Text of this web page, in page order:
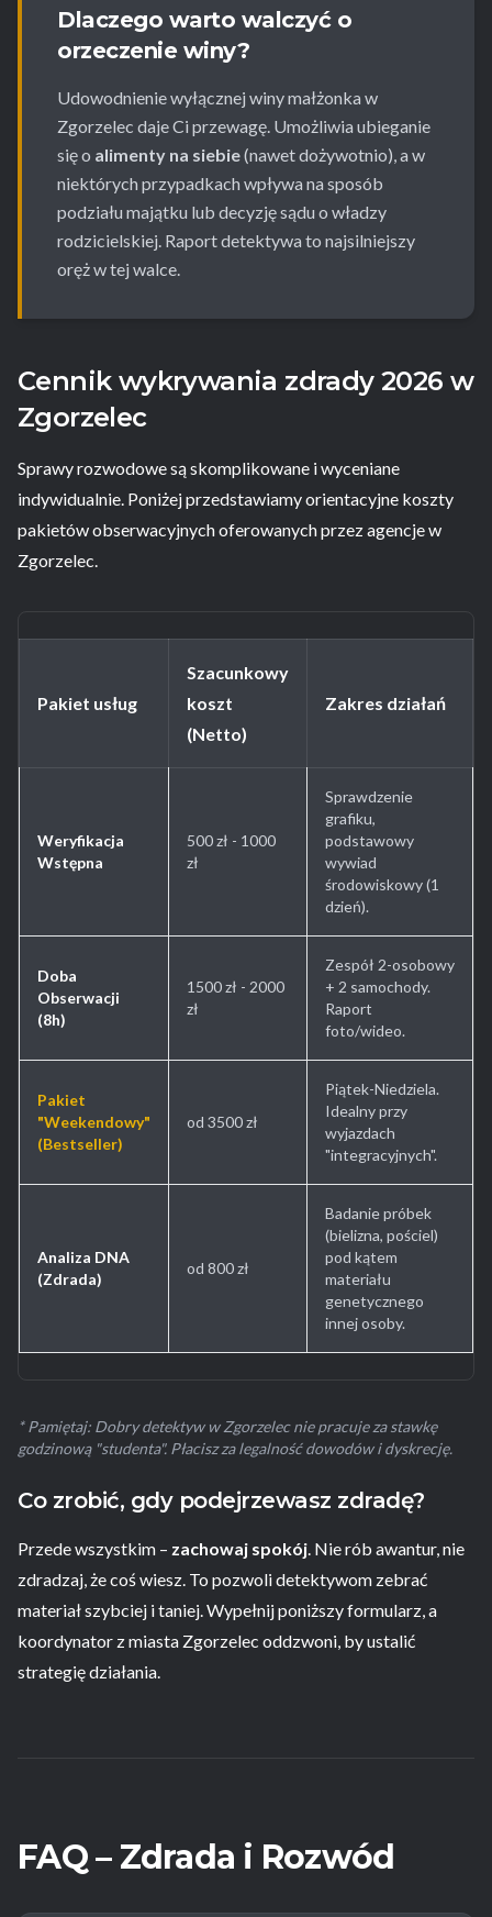
Dlaczego warto walczyć o
orzeczenie winy?
Udowodnienie wyłącznej winy małżonka w
Zgorzelec daje Ci przewagę. Umożliwia ubieganie
się o alimenty na siebie(nawet dożywotnio), a w
niektórych przypadkach wpływa na sposób
podziału majątku lub decyzję sądu o władzy
rodzicielskiej. Raport detektywa to najsilniejszy
oręż w tej walce.
Cennik wykrywania zdrady 2026 w
Zgorzelec
Sprawy rozwodowe są skomplikowane i wyceniane
indywidualnie. Poniżej przedstawiamy orientacyjne koszty
pakietów obserwacyjnych oferowanych przez agencje w
Zgorzelec.
Pakiet usług
Szacunkowy
koszt
(Netto)
Zakres działań
Weryfikacja
Wstępna
500 zł - 1000
zł
Sprawdzenie
grafiku,
podstawowy
wywiad
środowiskowy (1
dzień).
Doba
Obserwacji
(8h)
1500 zł - 2000
zł
Zespół 2-osobowy
+ 2 samochody.
Raport
foto/wideo.
Pakiet
"Weekendowy"
(Bestseller)
od 3500 zł
Piątek-Niedziela.
Idealny przy
wyjazdach
"integracyjnych".
Analiza DNA
(Zdrada)
od 800 zł
Badanie próbek
(bielizna, pościel)
pod kątem
materiału
genetycznego
innej osoby.
* Pamiętaj: Dobry detektyw w Zgorzelec nie pracuje za stawkę
godzinową "studenta". Płacisz za legalność dowodów i dyskrecję.
Co zrobić, gdy podejrzewasz zdradę?
Przede wszystkim – zachowaj spokój. Nie rób awantur, nie
zdradzaj, że coś wiesz. To pozwoli detektywom zebrać
materiał szybciej i taniej. Wypełnij poniższy formularz, a
koordynator z miasta Zgorzelec oddzwoni, by ustalić
strategię działania.
FAQ – Zdrada i Rozwód